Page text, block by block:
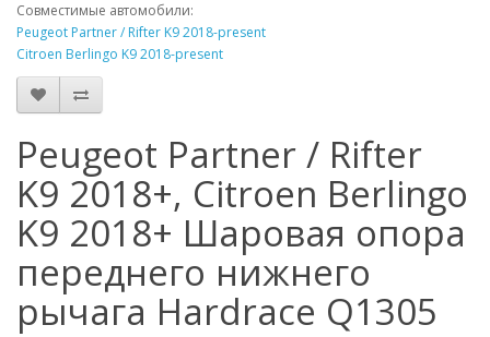
Совместимые автомобили:
Peugeot Partner / Rifter K9 2018-present
Citroen Berlingo K9 2018-present
Peugeot Partner / Rifter
K9 2018+, Citroen Berlingo
K9 2018+ Шаровая опора
переднего нижнего
рычага Hardrace Q1305